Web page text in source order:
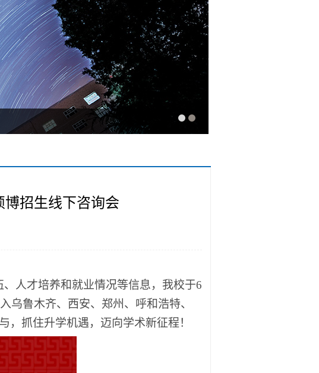
博招生线下咨询会
人才培养和就业情况等信息，我校于6
乌鲁木齐、西安、郑州、呼和浩特、
抓住升学机遇，迈向学术新征程！